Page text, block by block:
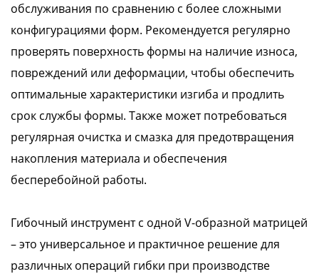
обслуживания по сравнению с более сложными
конфигурациями форм. Рекомендуется регулярно
проверять поверхность формы на наличие износа,
повреждений или деформации, чтобы обеспечить
оптимальные характеристики изгиба и продлить
срок службы формы. Также может потребоваться
регулярная очистка и смазка для предотвращения
накопления материала и обеспечения
бесперебойной работы.
Гибочный инструмент с одной V-образной матрицей
– это универсальное и практичное решение для
различных операций гибки при производстве